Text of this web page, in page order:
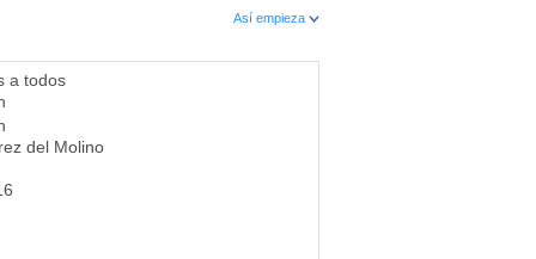
Así empieza
a todos
del Molino